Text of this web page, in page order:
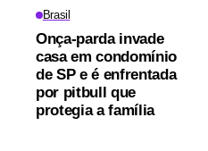
Brasil
Onça-parda invade
casa em condomínio
de SP e é enfrentada
por pitbull que
protegia a família